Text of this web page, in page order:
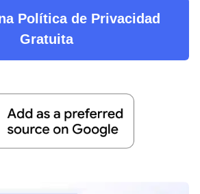
Política de Privacidad
Gratuita